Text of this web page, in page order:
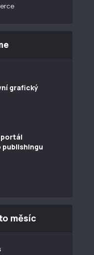
grafický
portál
publishingu
měsíc